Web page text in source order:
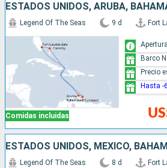
ESTADOS UNIDOS, ARUBA,
Comidas incluidas
Legend Of The Seas 9 d Fort
Barco
Precio
Hasta -
ESTADOS UNIDOS, MÉXICO,
Legend Of The Seas 8 d Fort